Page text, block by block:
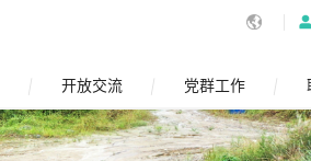
开放交流 党群工作